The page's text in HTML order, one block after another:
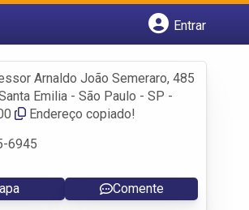
Entrar
Arnaldo João Semeraro, 485
Emilia - São Paulo - SP -
Endereço copiado!
6945
Comente